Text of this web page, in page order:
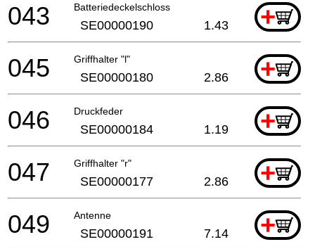
Batteriedeckelschloss +
043 SE00000190 1.43
Griffhalter "l" +
045 SE00000180 2.86
Druckfeder +
046 SE00000184 1.19
Griffhalter "r" +
047 SE00000177 2.86
Antenne +
049 SE00000191 7.14